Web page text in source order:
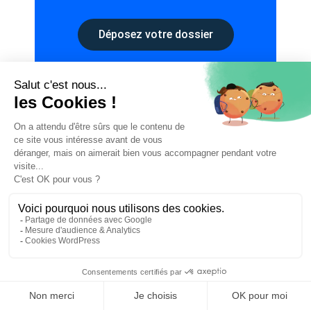
Déposez votre dossier
Trouvez en quelques clics un
avocat sur notre plateforme
Parcourez notre annuaire d’avocats
spécialisés et trouvez l’avocat qu’il vous
Vous ne savez pas lequel choisir ?